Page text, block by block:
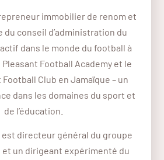
immobilier de renom et
du conseil d’administration du
dans le monde du football à
Football Academy et le
Club en Jamaïque – un
dans les domaines du sport et
de l’éducation.
est directeur général du groupe
et un dirigeant expérimenté du